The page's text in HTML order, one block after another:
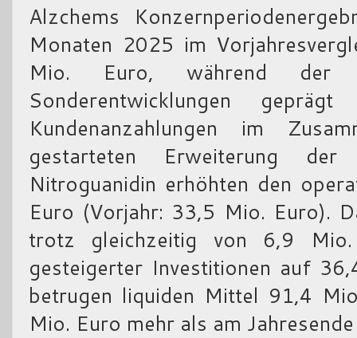
Alzchems
Monaten 2025 im
Mio. Euro, während der
Sonderentwicklungen
Kundenanzahlungen im
gestarteten Erweiterung der
Nitroguanidin erhöhten den
Euro (Vorjahr: 33,5 Mio. Euro).
trotz gleichzeitig von 6,9
gesteigerter Investitionen auf
betrugen liquiden Mittel 91,4
Mio. Euro mehr als am